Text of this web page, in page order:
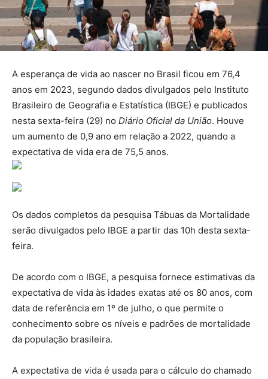
A esperança de vida ao nascer no Brasil ficou em 76,4
anos em 2023, segundo dados divulgados pelo Instituto
Brasileiro de Geografia e Estatística (IBGE) e publicados
nesta sexta-feira (29) no Diário Oficial da União. Houve
um aumento de 0,9 ano em relação a 2022, quando a
expectativa de vida era de 75,5 anos.
Os dados completos da pesquisa Tábuas da Mortalidade
serão divulgados pelo IBGE a partir das 10h desta sexta-
feira.
De acordo com o IBGE, a pesquisa fornece estimativas da
expectativa de vida às idades exatas até os 80 anos, com
data de referência em 1º de julho, o que permite o
conhecimento sobre os níveis e padrões de mortalidade
da população brasileira.
A expectativa de vida é usada para o cálculo do chamado